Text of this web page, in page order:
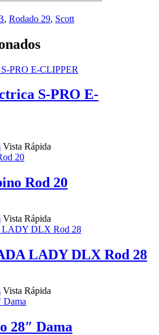
, Rodado 29, Scott
S-PRO E-
Vista Rápida
Rod 20
Vista Rápida
LADY DLX Rod 28
Vista Rápida
28″ Dama